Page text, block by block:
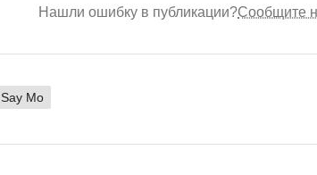
Нашли ошибку в публикации?Сообщите
Say Mo